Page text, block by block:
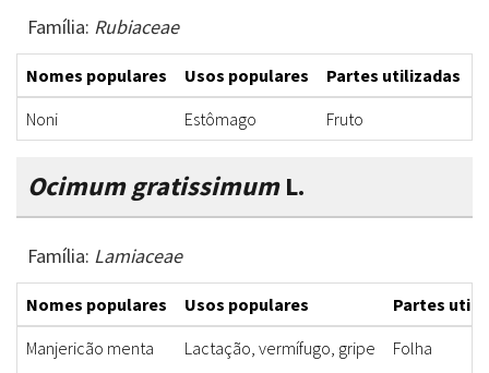
Família: Rubiaceae
Nomes populares Usos populares Partes utilizadas
Noni
Estômago Fruto
Ocimum gratissimumL.
Família: Lamiaceae
Nomes populares Usos populares
Partes
Manjericão menta
Lactação, vermífugo, gripe Folha